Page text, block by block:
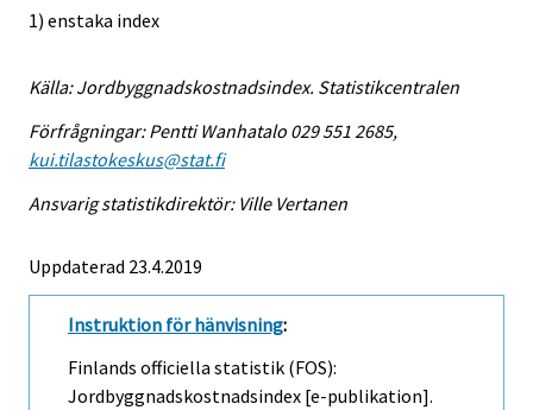
1) enstaka index
Källa: Jordbyggnadskostnadsindex. Statistikcentralen
Förfrågningar: Pentti Wanhatalo 029 551 2685,
kui.tilastokeskus@stat.fi
Ansvarig statistikdirektör: Ville Vertanen
Uppdaterad 23.4.2019
Instruktion för hänvisning:
Finlands officiella statistik (FOS):
Jordbyggnadskostnadsindex [e-publikation].